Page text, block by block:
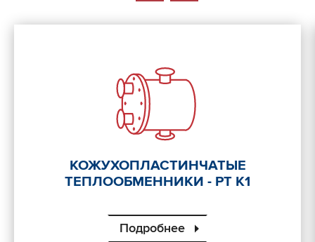
КОЖУХОПЛАСТИНЧАТЫЕ
ТЕПЛООБМЕННИКИ - РТ К1
Подробнее